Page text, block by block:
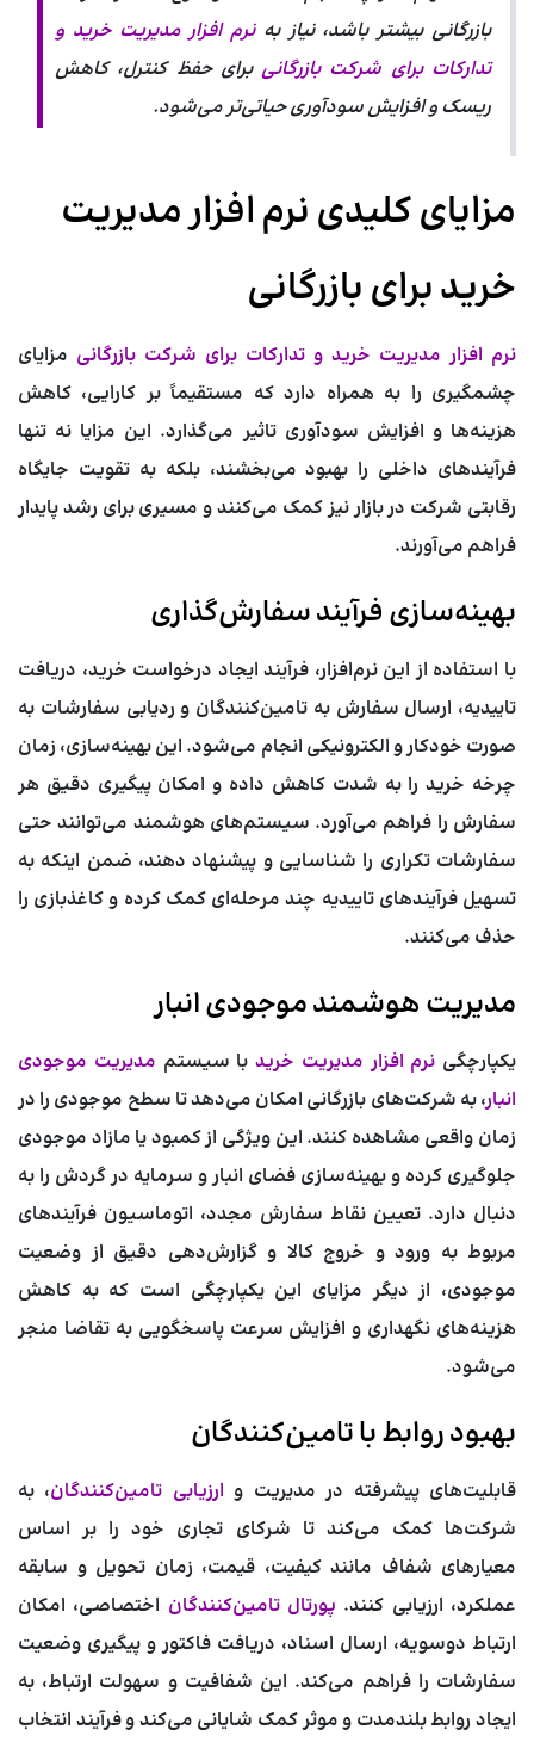
بازرگانی بیشتر باشد، نیاز بهنرم افزار مدیریت خرید و
تدارکات برای شرکت بازرگانیبرای حفظ کنترل، کاهش
ریسک و افزایش سودآوری حیاتی‌تر می‌شود.
مزایای کلیدی نرم افزار مدیریت
خرید برای بازرگانی
نرم افزار مدیریت خرید و تدارکات برای شرکت بازرگانی مزایای
چشمگیری را به همراه دارد که مستقیماً بر کارایی، کاهش
هزینه‌ها و افزایش سودآوری تاثیر می‌گذارد. این مزایا نه تنها
فرآیندهای داخلی را بهبود می‌بخشند، بلکه به تقویت جایگاه
رقابتی شرکت در بازار نیز کمک می‌کنند و مسیری برای رشد پایدار
فراهم می‌آورند.
بهینه‌سازی فرآیند سفارش‌گذاری
با استفاده از این نرم‌افزار، فرآیند ایجاد درخواست خرید، دریافت
تاییدیه، ارسال سفارش به تامین‌کنندگان و ردیابی سفارشات به
صورت خودکار و الکترونیکی انجام می‌شود. این بهینه‌سازی، زمان
چرخه خرید را به شدت کاهش داده و امکان پیگیری دقیق هر
سفارش را فراهم می‌آورد. سیستم‌های هوشمند می‌توانند حتی
سفارشات تکراری را شناسایی و پیشنهاد دهند، ضمن اینکه به
تسهیل فرآیندهای تاییدیه چند مرحله‌ای کمک کرده و کاغذبازی را
حذف می‌کنند.
مدیریت هوشمند موجودی انبار
یکپارچگی نرم افزار مدیریت خرید با سیستم مدیریت موجودی
انبار، به شرکت‌های بازرگانی امکان می‌دهد تا سطح موجودی را در
زمان واقعی مشاهده کنند. این ویژگی از کمبود یا مازاد موجودی
جلوگیری کرده و بهینه‌سازی فضای انبار و سرمایه در گردش را به
دنبال دارد. تعیین نقاط سفارش مجدد، اتوماسیون فرآیندهای
مربوط به ورود و خروج کالا و گزارش‌دهی دقیق از وضعیت
موجودی، از دیگر مزایای این یکپارچگی است که به کاهش
هزینه‌های نگهداری و افزایش سرعت پاسخگویی به تقاضا منجر
می‌شود.
بهبود روابط با تامین‌کنندگان
قابلیت‌های پیشرفته در مدیریت و ارزیابی تامین‌کنندگان، به
شرکت‌ها کمک می‌کند تا شرکای تجاری خود را بر اساس
معیارهای شفاف مانند کیفیت، قیمت، زمان تحویل و سابقه
عملکرد، ارزیابی کنند. پورتال تامین‌کنندگان اختصاصی، امکان
ارتباط دوسویه، ارسال اسناد، دریافت فاکتور و پیگیری وضعیت
سفارشات را فراهم می‌کند. این شفافیت و سهولت ارتباط، به
ایجاد روابط بلندمدت و موثر کمک شایانی می‌کند و فرآیند انتخاب